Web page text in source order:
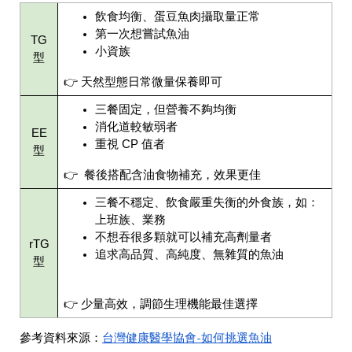
TG
型
飲食均衡、蛋豆魚肉攝取量正常
第一次想嘗試魚油
小資族
👉 天然型態日常微量保養即可
EE
型
三餐固定，但營養不夠均衡
消化道較敏弱者
重視 CP 值者
👉 餐後搭配含油食物補充，效果更佳
rTG
型
三餐不穩定、飲食嚴重失衡的外食族，如：
上班族、業務
不想吞很多顆就可以補充高劑量者
追求高品質、高純度、無雜質的魚油
👉 少量高效，調節生理機能最佳選擇
參考資料來源： 台灣健康醫學協會-如何挑選魚油